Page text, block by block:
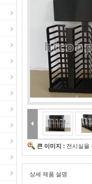
큰 이미지 : 전시실을
상세 제품 설명